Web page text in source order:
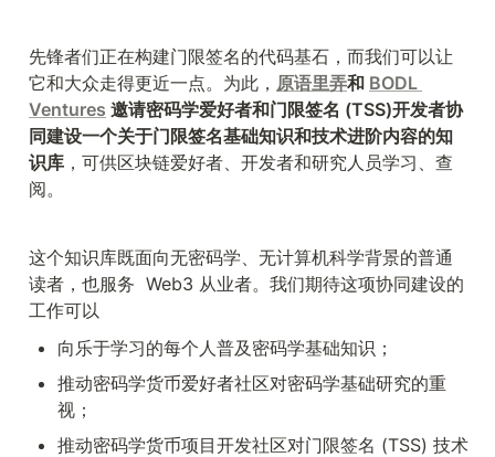
先锋者们正在构建门限签名的代码基石，而我们可以让
它和大众走得更近一点。为此， 原语里弄和 BODL
Ventures 邀请密码学爱好者和门限签名 (TSS)开发者协
同建设一个关于门限签名基础知识和技术进阶内容的知
识库 ，可供区块链爱好者、开发者和研究人员学习、查
阅。
这个知识库既面向无密码学、无计算机科学背景的普通
读者，也服务  Web3 从业者。我们期待这项协同建设的
工作可以
向乐于学习的每个人普及密码学基础知识；
推动密码学货币爱好者社区对密码学基础研究的重
视；
推动密码学货币项目开发社区对门限签名 (TSS) 技术